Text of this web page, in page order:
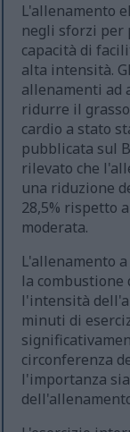
L'allenamento
negli sforzi per
capacità di
alta intensità.
allenamenti ad
ridurre il
cardio a stato
pubblicata sul
rilevato che
una riduzione
28,5% rispetto
moderata.
L'allenamento
la combustione
l'intensità
minuti di
circonferenza
l'importanza